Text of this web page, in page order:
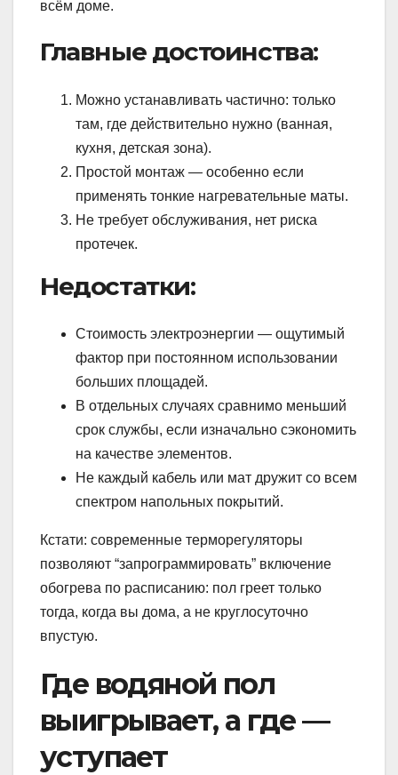
всём доме.
Главные достоинства:
Можно устанавливать частично: только
там, где действительно нужно (ванная,
кухня, детская зона).
Простой монтаж — особенно если
применять тонкие нагревательные маты.
Не требует обслуживания, нет риска
протечек.
Недостатки:
Стоимость электроэнергии — ощутимый
фактор при постоянном использовании
больших площадей.
В отдельных случаях сравнимо меньший
срок службы, если изначально сэкономить
на качестве элементов.
Не каждый кабель или мат дружит со всем
спектром напольных покрытий.
Кстати: современные терморегуляторы
позволяют “запрограммировать” включение
обогрева по расписанию: пол греет только
тогда, когда вы дома, а не круглосуточно
впустую.
Где водяной пол
выигрывает, а где —
уступает